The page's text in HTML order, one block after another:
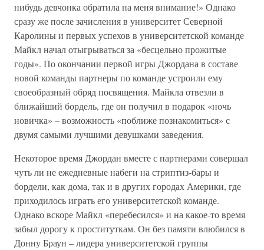
нибудь девчонка обратила на меня внимание!» Однако
сразу же после зачисления в университет Северной
Каролины и первых успехов в университетской команде
Майкл начал отыгрываться за «бесцельно прожитые
годы». По окончании первой игры Джордана в составе
новой команды партнеры по команде устроили ему
своеобразный обряд посвящения. Майкла отвезли в
ближайший бордель, где он получил в подарок «ночь
новичка» – возможность «поближе познакомиться» с
двумя самыми лучшими девушками заведения.
Некоторое время Джордан вместе с партнерами совершал
чуть ли не ежедневные набеги на стриптиз-бары и
бордели, как дома, так и в других городах Америки, где
приходилось играть его университетской команде.
Однако вскоре Майкл «перебесился» и на какое-то время
забыл дорогу к проституткам. Он без памяти влюбился в
Донну Браун – лидера университетской группы